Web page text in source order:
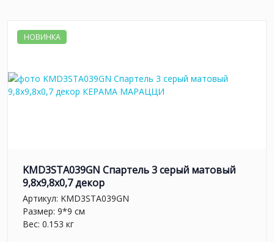
НОВИНКА
KMD3STA039GN Спартель 3 серый матовый
9,8x9,8x0,7 декор
Артикул: KMD3STA039GN
Размер: 9*9 см
Вес: 0.153 кг